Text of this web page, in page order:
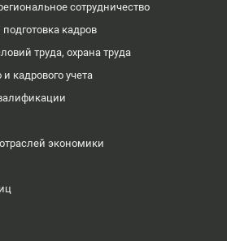
сотрудничество
кадров
труда, охрана труда
и кадрового учета
экономики